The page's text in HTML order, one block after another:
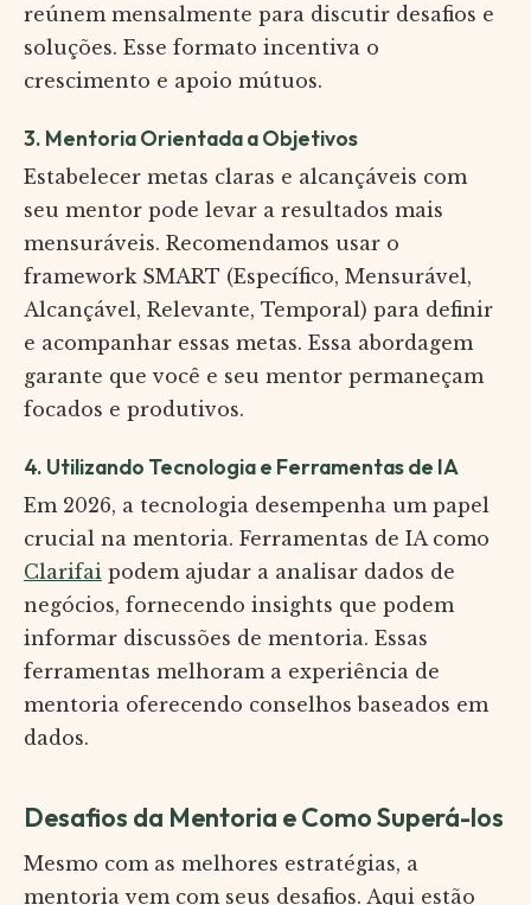
reúnem mensalmente para discutir desafios e
soluções. Esse formato incentiva o
crescimento e apoio mútuos.
3. Mentoria Orientada a Objetivos
Estabelecer metas claras e alcançáveis com
seu mentor pode levar a resultados mais
mensuráveis. Recomendamos usar o
framework SMART (Específico, Mensurável,
Alcançável, Relevante, Temporal) para definir
e acompanhar essas metas. Essa abordagem
garante que você e seu mentor permaneçam
focados e produtivos.
4. Utilizando Tecnologia e Ferramentas de IA
Em 2026, a tecnologia desempenha um papel
crucial na mentoria. Ferramentas de IA como
Clarifai podem ajudar a analisar dados de
negócios, fornecendo insights que podem
informar discussões de mentoria. Essas
ferramentas melhoram a experiência de
mentoria oferecendo conselhos baseados em
dados.
Desafios da Mentoria e Como Superá-los
Mesmo com as melhores estratégias, a
mentoria vem com seus desafios. Aqui estão